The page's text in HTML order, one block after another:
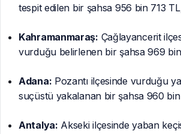
tespit edilen bir şahsa 956 bin 713
Kahramanmaraş: Çağlayancerit
vurduğu belirlenen bir şahsa 969
Adana: Pozantı ilçesinde vurduğu
suçüstü yakalanan bir şahsa 960
Antalya: Akseki ilçesinde yaban